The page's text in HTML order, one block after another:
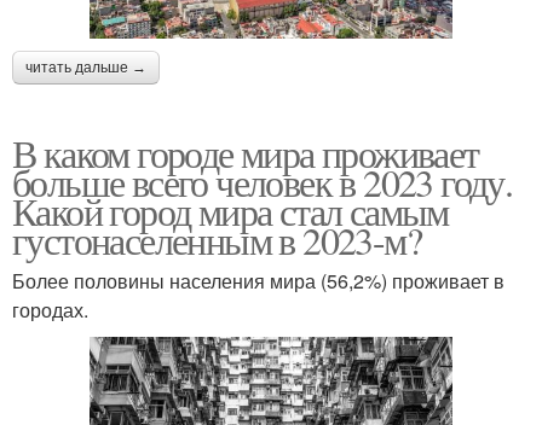
читать дальше →
В каком городе мира проживает
больше всего человек в 2023 году.
Какой город мира стал самым
густонаселенным в 2023-м?
Более половины населения мира (56,2%) проживает в
городах.